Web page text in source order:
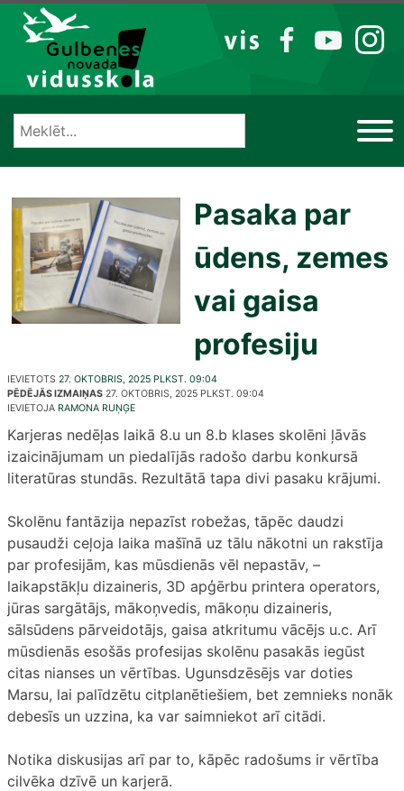
Izlaist
VIS
FB YT IG
Pasaka par
ūdens, zemes
vai gaisa
profesiju
IEVIETOTS 27. OKTOBRIS, 2025 PLKST. 09:04
PĒDĒJĀS IZMAIŅAS 27. OKTOBRIS, 2025 PLKST. 09:04
IEVIETOJA RAMONA RUŅĢE
Karjeras nedēļas laikā 8.u un 8.b klases skolēni ļāvās
izaicinājumam un piedalījās radošo darbu konkursā
literatūras stundās. Rezultātā tapa divi pasaku krājumi.
Skolēnu fantāzija nepazīst robežas, tāpēc daudzi
pusaudži ceļoja laika mašīnā uz tālu nākotni un rakstīja
par profesijām, kas mūsdienās vēl nepastāv, –
laikapstākļu dizaineris, 3D apģērbu printera operators,
jūras sargātājs, mākoņvedis, mākoņu dizaineris,
sālsūdens pārveidotājs, gaisa atkritumu vācējs u.c. Arī
mūsdienās esošās profesijas skolēnu pasakās iegūst
citas nianses un vērtības. Ugunsdzēsējs var doties
Marsu, lai palīdzētu citplanētiešiem, bet zemnieks nonāk
debesīs un uzzina, ka var saimniekot arī citādi.
Notika diskusijas arī par to, kāpēc radošums ir vērtība
cilvēka dzīvē un karjerā.